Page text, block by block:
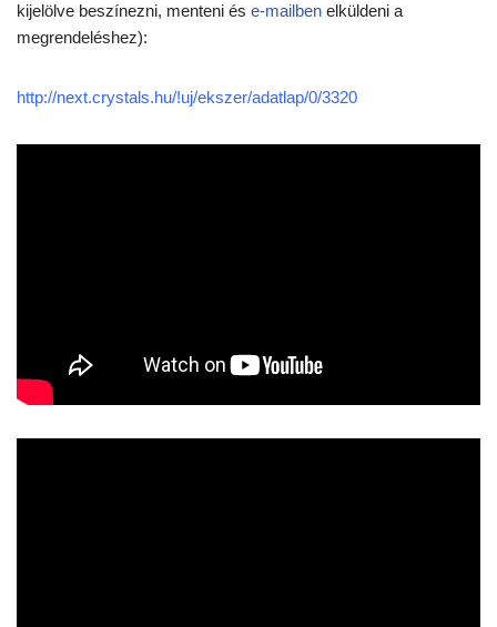
kijelölve beszínezni, menteni és e-mailben elküldeni a
megrendeléshez):
http://next.crystals.hu/!uj/ekszer/adatlap/0/3320